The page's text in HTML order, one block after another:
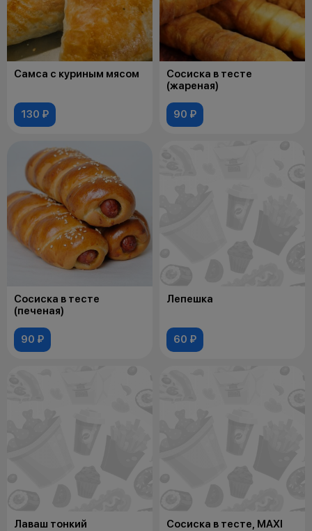
Самса с куриным мясом
130 ₽
Сосиска в тесте
(жареная)
90 ₽
Сосиска в тесте
(печеная)
90 ₽
Лепешка
60 ₽
Лаваш тонкий Сосиска в тесте, MAXI